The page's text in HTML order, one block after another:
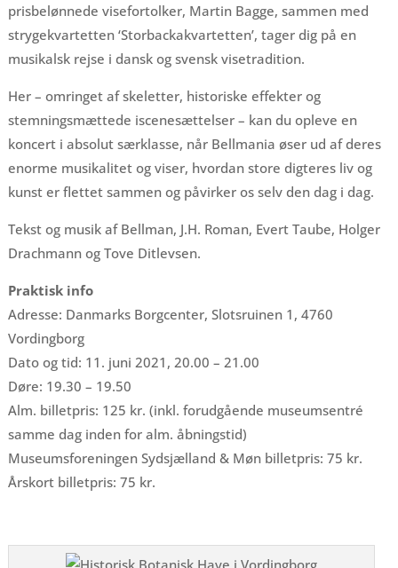
prisbelønnede visefortolker, Martin Bagge, sammen med
strygekvartetten ‘Storbackakvartetten’, tager dig på en
musikalsk rejse i dansk og svensk visetradition.
Her – omringet af skeletter, historiske effekter og
stemningsmættede iscenesættelser – kan du opleve en
koncert i absolut særklasse, når Bellmania øser ud af deres
enorme musikalitet og viser, hvordan store digteres liv og
kunst er flettet sammen og påvirker os selv den dag i dag.
Tekst og musik af Bellman, J.H. Roman, Evert Taube, Holger
Drachmann og Tove Ditlevsen.
Praktisk info
Adresse: Danmarks Borgcenter, Slotsruinen 1, 4760
Vordingborg
Dato og tid: 11. juni 2021, 20.00 – 21.00
Døre: 19.30 – 19.50
Alm. billetpris: 125 kr. (inkl. forudgående museumsentré
samme dag inden for alm. åbningstid)
Museumsforeningen Sydsjælland & Møn billetpris: 75 kr.
Årskort billetpris: 75 kr.